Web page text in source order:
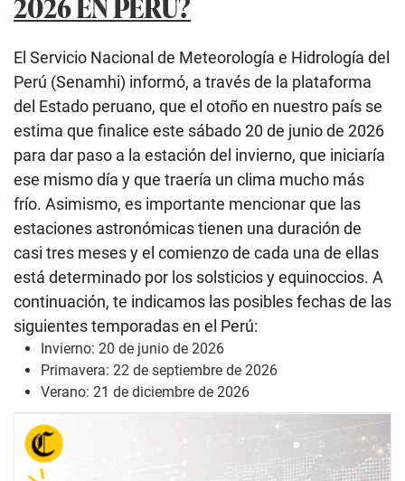
El Servicio Nacional de Meteorología e Hidrología del
Perú (Senamhi) informó, a través de la plataforma
del Estado peruano, que el otoño en nuestro país se
estima que finalice este sábado 20 de junio de 2026
para dar paso a la estación del invierno, que iniciaría
ese mismo día y que traería un clima mucho más
frío. Asimismo, es importante mencionar que las
estaciones astronómicas tienen una duración de
casi tres meses y el comienzo de cada una de ellas
está determinado por los solsticios y equinoccios. A
continuación, te indicamos las posibles fechas de las
siguientes temporadas en el Perú:
Invierno: 20 de junio de 2026
Primavera: 22 de septiembre de 2026
Verano: 21 de diciembre de 2026